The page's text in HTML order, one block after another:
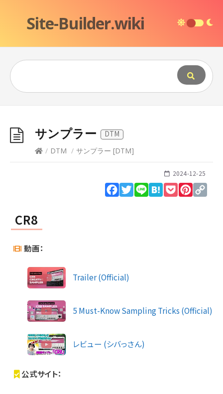
Site-Builder.wiki
サンプラー
DTM
/ DTM / サンプラー [DTM]
2024-12-25
Facebook
Twitter
Line HatenaPocket
CR8
動画：
Trailer (Official)
5 Must-Know Sampling Tricks (Official)
レビュー (シバっさん)
公式サイト：